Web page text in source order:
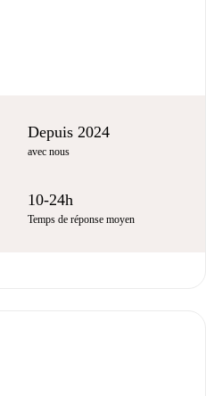
Depuis 2024
avec nous
10-24h
Temps de réponse moyen